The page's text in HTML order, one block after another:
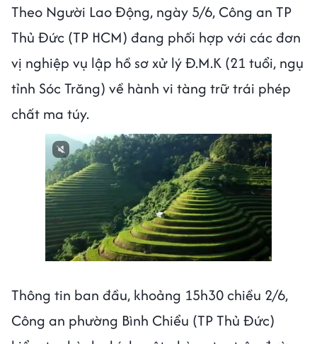
Theo Người Lao Động, ngày 5/6, Công an TP
Thủ Đức (TP HCM) đang phối hợp với các đơn
vị nghiệp vụ lập hồ sơ xử lý Đ.M.K (21 tuổi, ngụ
tỉnh Sóc Trăng) về hành vi tàng trữ trái phép
chất ma túy.
Thông tin ban đầu, khoảng 15h30 chiều 2/6,
Công an phường Bình Chiểu (TP Thủ Đức)